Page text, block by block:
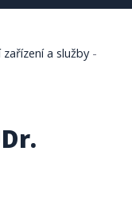
a služby-